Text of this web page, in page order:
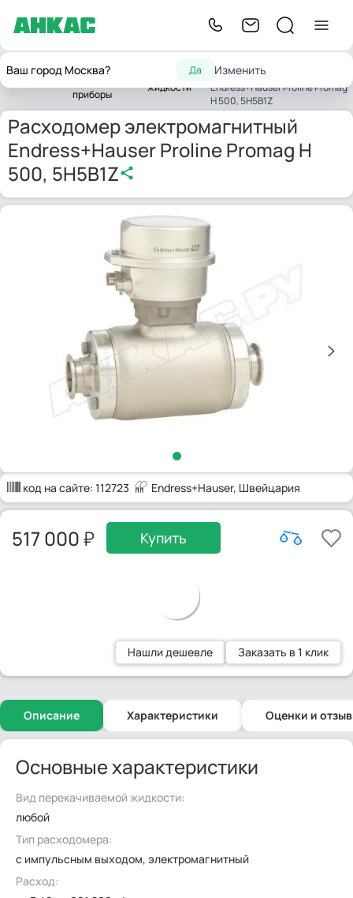
Ваш город Москва? Да Изменить
Главная
Контрольно-
приборы
Расходомеры
жидкости
электромагнитный
Endress+Hauser Proline Promag
H 500, 5H5B1Z
Расходомер электромагнитный
Endress+Hauser Proline Promag H
500, 5H5B1Z
код на сайте: 112723 Endress+Hauser, Швейцария
517 000 Купить
Нашли дешевле Заказать в 1 клик
Описание Характеристики Оценки и
Основные характеристики
Вид перекачиваемой жидкости:
любой
Тип расходомера:
с импульсным выходом, электромагнитный
Расход: